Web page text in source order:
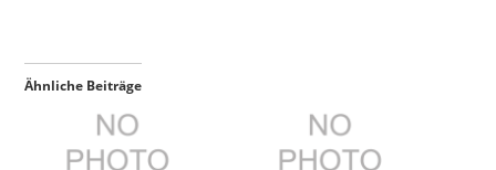
Ähnliche Beiträge